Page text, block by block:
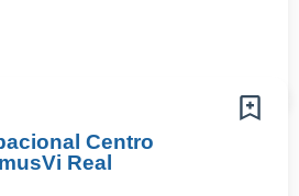
Centro
Real